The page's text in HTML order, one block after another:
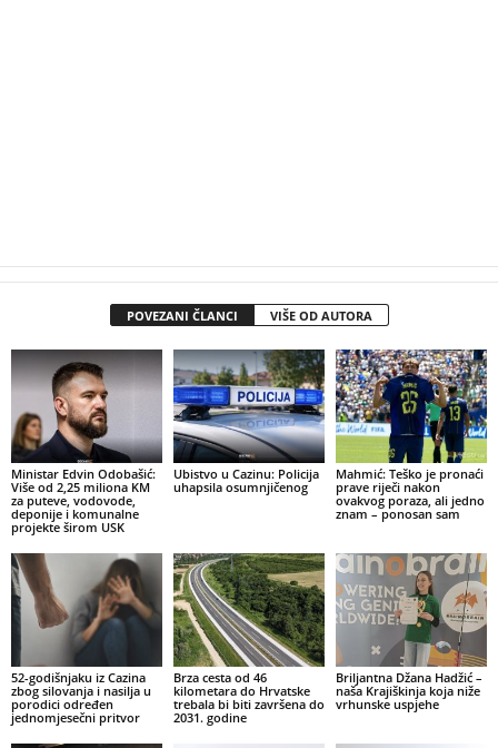
POVEZANI ČLANCI VIŠE OD AUTORA
Ministar Edvin Odobašić:
Više od 2,25 miliona KM
za puteve, vodovode,
deponije i komunalne
projekte širom USK
Ubistvo u Cazinu: Policija
uhapsila osumnjičenog
Mahmić: Teško je pronaći
prave riječi nakon
ovakvog poraza, ali jedno
znam – ponosan sam
52-godišnjaku iz Cazina
zbog silovanja i nasilja u
porodici određen
jednomjesečni pritvor
Brza cesta od 46
kilometara do Hrvatske
trebala bi biti završena do
2031. godine
Briljantna Džana Hadžić –
naša Krajiškinja koja niže
vrhunske uspjehe